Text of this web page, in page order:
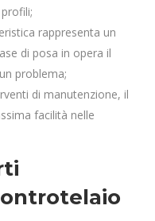
rappresenta un
di posa in opera il
problema;
di manutenzione, il
facilità nelle